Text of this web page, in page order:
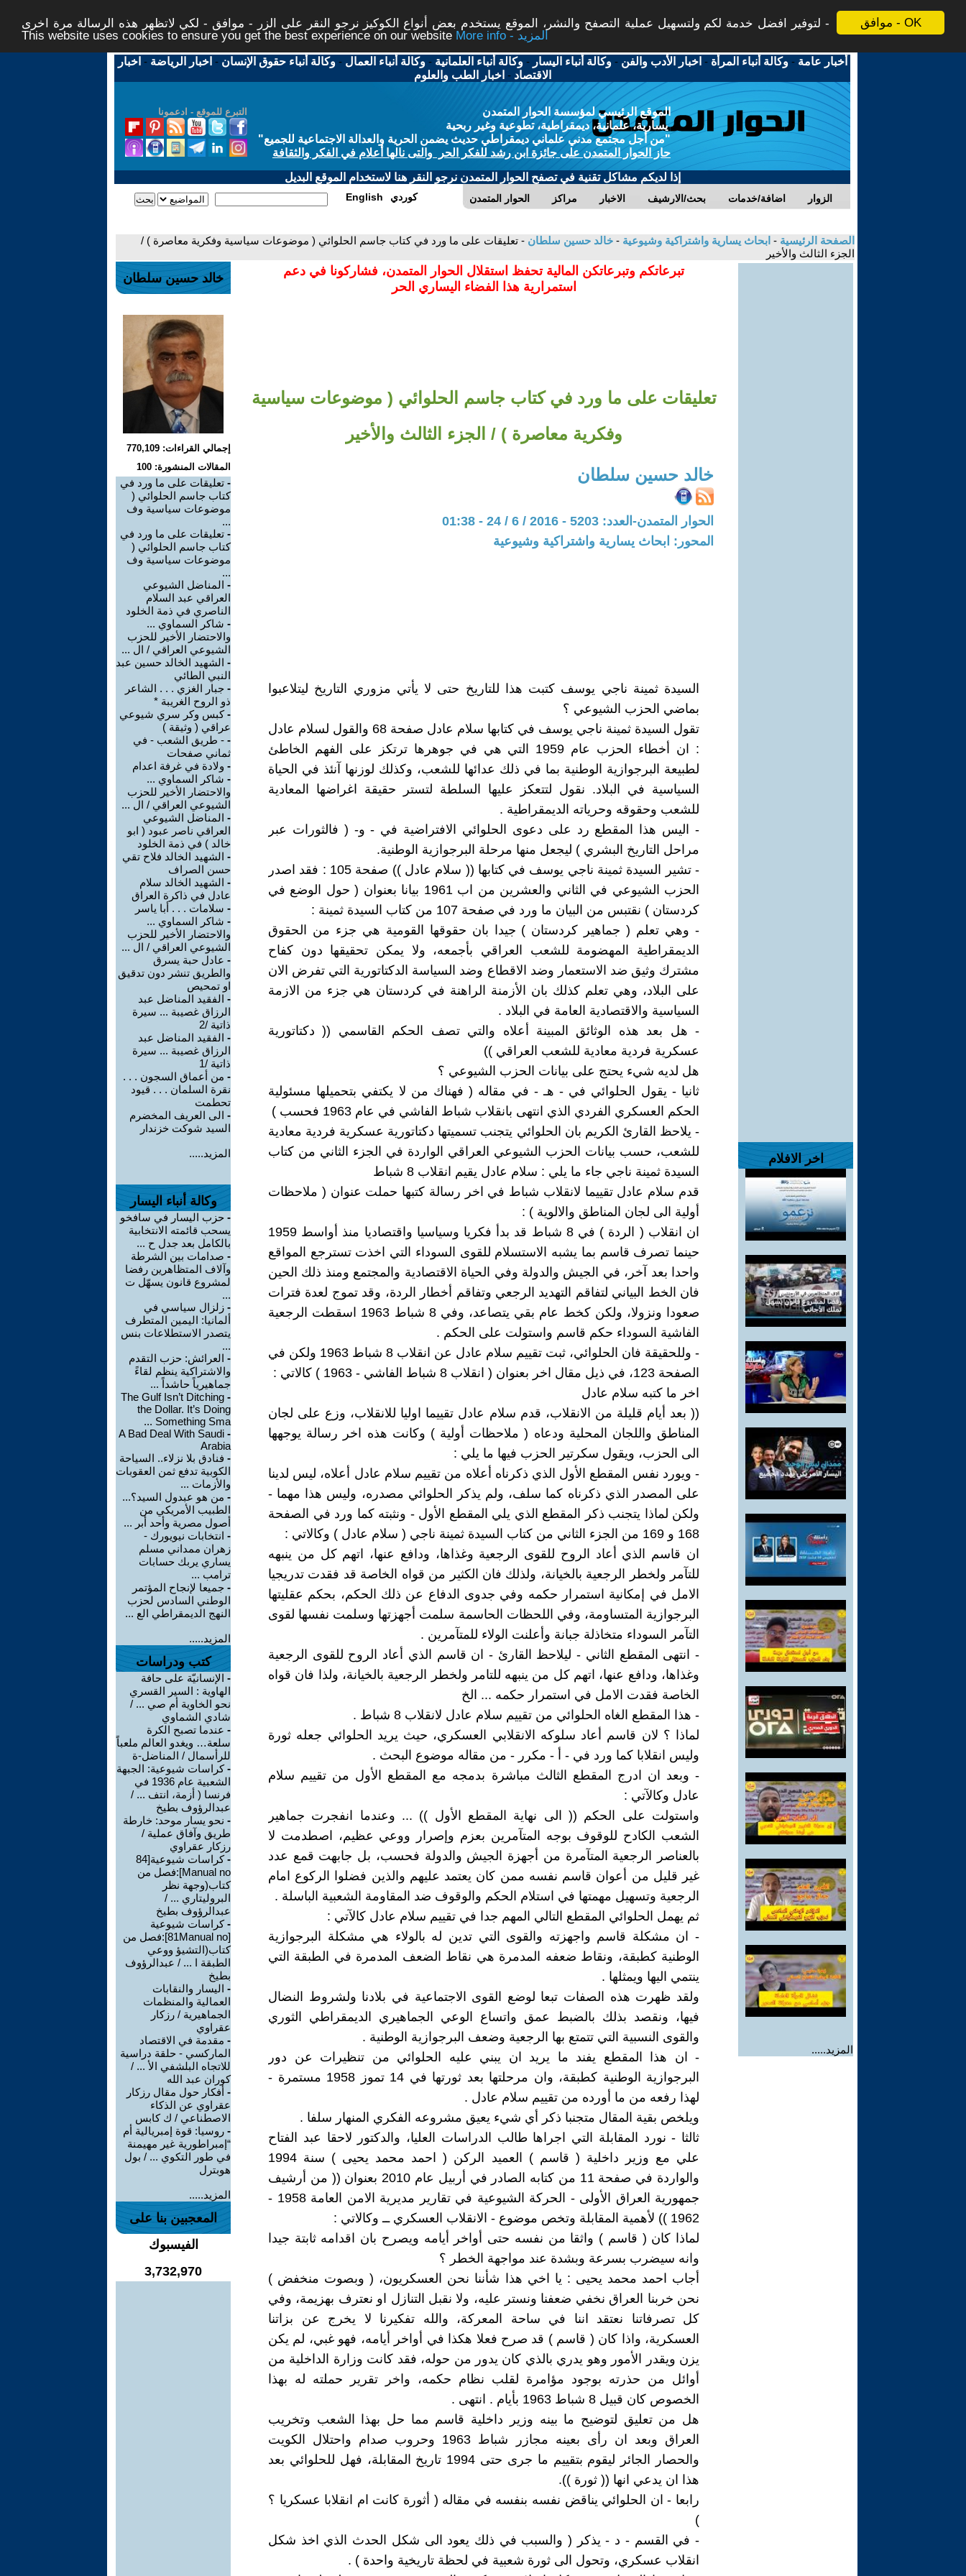
موافق - OK
لتوفير افضل خدمة لكم ولتسهيل عملية التصفح والنشر، الموقع يستخدم بعض أنواع الكوكيز نرجو النقر على الزر - موافق - لكي لاتظهر هذه الرسالة مرة اخرى -
This website uses cookies to ensure you get the best experience on our website
More info - المزيد
أخبار عامة -وكالة أنباء المرأة - اخبار الأدب والفن -وكالة أنباء اليسار -وكالة أنباء العلمانية -وكالة أنباء العمال -وكالة أنباء حقوق الإنسان - اخبار الرياضة - اخبار
الاقتصاد - اخبار الطب والعلوم
التبرع للموقع - ادعمونا
الموقع الرئيسي لمؤسسة الحوار المتمدن
يسارية، علمانية، ديمقراطية، تطوعية وغير ربحية
"من أجل مجتمع مدني علماني ديمقراطي حديث يضمن الحرية والعدالة الاجتماعية للجميع"
حاز الحوار المتمدن على جائزة ابن رشد للفكر الحر والتى نالها أعلام في الفكر والثقافة
إذا لديكم مشاكل تقنية في تصفح الحوار المتمدن نرجو النقر هنا لاستخدام الموقع البديل
الحوار المتمدن مراكز الاخبار بحث/الارشيف اضافة/خدمات الزوار English كوردي
الصفحة الرئيسية - ابحاث يسارية واشتراكية وشيوعية - خالد حسين سلطان - تعليقات على ما ورد في كتاب جاسم الحلوائي ( موضوعات سياسية وفكرية معاصرة ) /
الجزء الثالث والأخير
اخر الافلام
المزيد.....
تبرعاتكم وتبرعاتكن المالية تحفظ استقلال الحوار المتمدن، فشاركونا في دعم
استمرارية هذا الفضاء اليساري الحر
تعليقات على ما ورد في كتاب جاسم الحلوائي ( موضوعات سياسية
وفكرية معاصرة ) / الجزء الثالث والأخير
خالد حسين سلطان
الحوار المتمدن-العدد: 5203 - 2016 / 6 / 24 - 01:38
المحور: ابحاث يسارية واشتراكية وشيوعية
السيدة ثمينة ناجي يوسف كتبت هذا للتاريخ حتى لا يأتي مزوري التاريخ ليتلاعبوا
بماضي الحزب الشيوعي ؟
تقول السيدة ثمينة ناجي يوسف في كتابها سلام عادل صفحة 68 والقول لسلام عادل
: ان أخطاء الحزب عام 1959 التي هي في جوهرها ترتكز على الفهم الخاطئ
لطبيعة البرجوازية الوطنية بما في ذلك عدائها للشعب، وكذلك لوزنها آنئذ في الحياة
السياسية في البلاد. نقول لتتعكز عليها السلطة لتستر حقيقة اغراضها المعادية
للشعب وحقوقه وحرياته الديمقراطية .
- اليس هذا المقطع رد على دعوى الحلوائي الافتراضية في - و- ( فالثورات عبر
مراحل التاريخ البشري ) ليجعل منها مرحلة البرجوازية الوطنية.
- تشير السيدة ثمينة ناجي يوسف في كتابها (( سلام عادل )) صفحة 105 : فقد اصدر
الحزب الشيوعي في الثاني والعشرين من اب 1961 بيانا بعنوان ( حول الوضع في
كردستان ) نقتبس من البيان ما ورد في صفحة 107 من كتاب السيدة ثمينة :
- وهي تعلم ( جماهير كردستان ) جيدا بان حقوقها القومية هي جزء من الحقوق
الديمقراطية المهضومة للشعب العراقي بأجمعه، ولا يمكن تحقيقها دون كفاح
مشترك وثيق ضد الاستعمار وضد الاقطاع وضد السياسة الدكتاتورية التي تفرض الان
على البلاد، وهي تعلم كذلك بان الأزمنة الراهنة في كردستان هي جزء من الازمة
السياسية والاقتصادية العامة في البلاد .
- هل بعد هذه الوثائق المبينة أعلاه والتي تصف الحكم القاسمي (( دكتاتورية
عسكرية فردية معادية للشعب العراقي ))
هل لديه شيء يحتج على بيانات الحزب الشيوعي ؟
ثانيا - يقول الحلوائي في - هـ - في مقاله ( فهناك من لا يكتفي بتحميلها مسئولية
الحكم العسكري الفردي الذي انتهى بانقلاب شباط الفاشي في عام 1963 فحسب )
- يلاحظ القارئ الكريم بان الحلوائي يتجنب تسميتها دكتاتورية عسكرية فردية معادية
للشعب، حسب بيانات الحزب الشيوعي العراقي الواردة في الجزء الثاني من كتاب
السيدة ثمينة ناجي جاء ما يلي : سلام عادل يقيم انقلاب 8 شباط
قدم سلام عادل تقييما لانقلاب شباط في اخر رسالة كتبها حملت عنوان ( ملاحظات
أولية الى لجان المناطق والالوية ) :
ان انقلاب ( الردة ) في 8 شباط قد بدأ فكريا وسياسيا واقتصاديا منذ أواسط 1959
حينما تصرف قاسم بما يشبه الاستسلام للقوى السوداء التي اخذت تسترجع المواقع
واحدا بعد آخر، في الجيش والدولة وفي الحياة الاقتصادية والمجتمع ومنذ ذلك الحين
فان الخط البياني لتفاقم التهديد الرجعي وتفاقم أخطار الردة، وقد تموج لعدة فترات
صعودا ونزولا، ولكن كخط عام بقي يتصاعد، وفي 8 شباط 1963 اسقطت الرجعية
الفاشية السوداء حكم قاسم واستولت على الحكم .
- وللحقيقة فان الحلوائي، ثبت تقييم سلام عادل عن انقلاب 8 شباط 1963 ولكن في
الصفحة 123، في ذيل مقال اخر بعنوان ( انقلاب 8 شباط الفاشي - 1963 ) كالاتي :
اخر ما كتبه سلام عادل
(( بعد أيام قليلة من الانقلاب، قدم سلام عادل تقييما اوليا للانقلاب، وزع على لجان
المناطق واللجان المحلية ودعاه ( ملاحظات أولية ) وكانت هذه اخر رسالة يوجهها
الى الحزب، ويقول سكرتير الحزب فيها ما يلي :
- ويورد نفس المقطع الأول الذي ذكرناه أعلاه من تقييم سلام عادل أعلاه، ليس لدينا
على المصدر الذي ذكرناه كما سلف، ولم يذكر الحلوائي مصدره، وليس هذا مهما -
ولكن لماذا يتجنب ذكر المقطع الذي يلي المقطع الأول - ونثبته كما ورد في الصفحة
168 و 169 من الجزء الثاني من كتاب السيدة ثمينة ناجي ( سلام عادل ) وكالاتي :
ان قاسم الذي أعاد الروح للقوى الرجعية وغذاها، ودافع عنها، اتهم كل من ينبهه
للتآمر ولخطر الرجعية بالخيانة، ولذلك فان الكثير من قواه الخاصة قد فقدت تدريجيا
الامل في إمكانية استمرار حكمه وفي جدوى الدفاع عن ذلك الحكم، بحكم عقليتها
البرجوازية المتساومة، وفي اللحظات الحاسمة سلمت أجهزتها وسلمت نفسها لقوى
التآمر السوداء متخاذلة جبانة وأعلنت الولاء للمتآمرين .
- انتهى المقطع الثاني - ليلاحظ القارئ - ان قاسم الذي أعاد الروح للقوى الرجعية
وغذاها، ودافع عنها، اتهم كل من ينبهه للتامر ولخطر الرجعية بالخيانة، ولذا فان قواه
الخاصة فقدت الامل في استمرار حكمه ... الخ
- هذا المقطع الغاه الحلوائي من تقييم سلام عادل لانقلاب 8 شباط .
لماذا ؟ لان قاسم أعاد سلوكه الانقلابي العسكري، حيث يريد الحلوائي جعله ثورة
وليس انقلابا كما ورد في - أ - مكرر - من مقاله موضوع البحث .
- وبعد ان ادرج المقطع الثالث مباشرة بدمجه مع المقطع الأول من تقييم سلام
عادل وكالآتي :
واستولت على الحكم (( الى نهاية المقطع الأول )) ... وعندما انفجرت جماهير
الشعب الكادح للوقوف بوجه المتآمرين بعزم وإصرار ووعي عظيم، اصطدمت لا
بالعناصر الرجعية المتآمرة من أجهزة الجيش والدولة فحسب، بل جابهت قمع عدد
غير قليل من أعوان قاسم نفسه ممن كان يعتمد عليهم والذين فضلوا الركوع امام
الرجعية وتسهيل مهمتها في استلام الحكم والوقوف ضد المقاومة الشعبية الباسلة .
ثم يهمل الحلوائي المقطع التالي المهم جدا في تقييم سلام عادل كالآتي :
- ان مشكلة قاسم واجهزته والقوى التي تدين له بالولاء هي مشكلة البرجوازية
الوطنية كطبقة، ونقاط ضعفه المدمرة هي نقاط الضعف المدمرة في الطبقة التي
ينتمي اليها ويمثلها .
ولقد ظهرت هذه الصفات تبعا لوضع القوى الاجتماعية في بلادنا ولشروط النضال
فيها، ونقصد بذلك بالضبط عمق واتساع الوعي الجماهيري الديمقراطي الثوري
والقوى النسبية التي تتمتع بها الرجعية وضعف البرجوازية الوطنية .
- ان هذا المقطع يفند ما يريد ان يبني عليه الحلوائي من تنظيرات عن دور
البرجوازية الوطنية كطبقة، وان مرحلتها بعد ثورتها في 14 تموز 1958 مستمرة -
لهذا رفعه من ما أورده من تقييم سلام عادل .
ويلخص بقية المقال متجنبا ذكر أي شيء يعيق مشروعه الفكري المنهار سلفا .
ثالثا - نورد المقابلة التي اجراها طالب الدراسات العليا، والدكتور لاحقا عبد الفتاح
علي مع وزير داخلية ( قاسم ) العميد الركن ( احمد محمد يحيى ) سنة 1994
والواردة في صفحة 11 من كتابه الصادر في أربيل عام 2010 بعنوان (( من أرشيف
جمهورية العراق الأولى - الحركة الشيوعية في تقارير مديرية الامن العامة 1958 -
1962 )) لأهمية المقابلة وتخص موضوع - الانقلاب العسكري ــ وكالاتي :
لماذا كان ( قاسم ) واثقا من نفسه حتى أواخر أيامه ويصرح بان اقدامه ثابتة جيدا
وانه سيضرب بسرعة وبشدة عند مواجهة الخطر ؟
أجاب احمد محمد يحيى : يا اخي هذا شأننا نحن العسكريون، ( وبصوت منخفض )
نحن خربنا العراق نخفي ضعفنا ونستر عليه، ولا نقبل التنازل او نعترف بهزيمة، وفي
كل تصرفاتنا نعتقد اننا في ساحة المعركة، والله تفكيرنا لا يخرج عن بزاتنا
العسكرية، واذا كان ( قاسم ) قد صرح فعلا هكذا في أواخر أيامه، فهو غبي، لم يكن
يزن ويقدر الأمور وهو يدري بالذي كان يدور من حوله، فقد كانت وزارة الداخلية من
أوائل من حذرته بوجود مؤامرة لقلب نظام حكمه، واخر تقرير حملته له بهذا
الخصوص كان قبيل 8 شباط 1963 بأيام . انتهى .
هل من تعليق لتوضيح ما بينه وزير داخلية قاسم مما حل بهذا الشعب وتخريب
العراق وبعد ان رأى بعينه مجازر شباط 1963 وحروب صدام واحتلال الكويت
والحصار الجائر ليقوم بتقييم ما جرى حتى 1994 تاريخ المقابلة، فهل للحلوائي بعد
هذا ان يدعي انها (( ثورة )).
رابعا - ان الحلوائي يناقض نفسه بنفسه في مقاله ( أثورة كانت ام انقلابا عسكريا ؟
)
- في القسم - د - يذكر ( والسبب في ذلك يعود الى شكل الحدث الذي اخذ شكل
انقلاب عسكري، وتحول الى ثورة شعبية في لحظة تاريخية واحدة ) .
خالد حسين سلطان
إجمالي القراءات: 770,109
المقالات المنشورة: 100
- تعليقات على ما ورد في
كتاب جاسم الحلوائي (
موضوعات سياسية وف
...
- تعليقات على ما ورد في
كتاب جاسم الحلوائي (
موضوعات سياسية وف
...
- المناضل الشيوعي
العراقي عبد السلام
الناصري في ذمة الخلود
- شاكر السماوي ...
والاحتضار الأخير للحزب
الشيوعي العراقي / ال ...
- الشهيد الخالد حسين عبد
النبي الطائي
- جبار الغزي . . . الشاعر
ذو الروح الغريبة *
-كبس وكر سري شيوعي
عراقي ( وثيقة )
- - طريق الشعب - في
ثماني صفحات
- ولادة في غرفة اعدام
- شاكر السماوي ...
والاحتضار الأخير للحزب
الشيوعي العراقي / ال ...
- المناضل الشيوعي
العراقي ناصر عبود ( ابو
خالد ) في ذمة الخلود
- الشهيد الخالد فلاح تقي
حسن الصراف
- الشهيد الخالد سلام
عادل في ذاكرة العراق
- سلامات . . . أبا ياسر
- شاكر السماوي ...
والاحتضار الأخير للحزب
الشيوعي العراقي / ال ...
- عادل حبة يسرق
والطريق تنشر دون تدقيق
او تمحيص
- الفقيد المناضل عبد
الرزاق غصيبة ... سيرة
ذاتية /2
- الفقيد المناضل عبد
الرزاق غصيبة ... سيرة
ذاتية /1
- من أعماق السجون . . .
نقرة السلمان . . . قيود
تحطمت
- الى العريف المخضرم
السيد شوكت خزندار
المزيد.....
وكالة أنباء اليسار
- حزب اليسار في سافخو
يسحب قائمته الانتخابية
بالكامل بعد جدل ح ...
- صدامات بين الشرطة
وآلاف المتظاهرين رفضا
لمشروع قانون يسهّل ت
...
- زلزال سياسي في
ألمانيا: اليمين المتطرف
يتصدر الاستطلاعات بنس
...
- العرائش: حزب التقدم
والاشتراكية ينظم لقاءً
جماهيرياً حاشداً ...
-
The Gulf Isn’t Ditching
the Dollar. It’s Doing
Something Sma ...
-
A Bad Deal With Saudi
Arabia
- فنادق بلا نزلاء.. السياحة
الكوبية تدفع ثمن العقوبات
والأزمات ...
- من هو عبدول السيد؟...
الطبيب الأمريكي من
أصول مصرية وأحد أبر ...
- انتخابات نيويورك -
زهران ممداني مسلم
يساري يربك حسابات
ترامب ...
- جميعا لإنجاح المؤتمر
الوطني السادس لحزب
النهج الديمقراطي الع ...
المزيد.....
كتب ودراسات
- الإنسانيّة على حافة
الهاوية : السير القسري
نحو الخاوية أم صي ... /
شادي الشماوي
- عندما تصبح الكرة
سلعة… ويغدو العالم ملعباً
للرأسمال / المناضل-ة
-كراسات شيوعية: الجبهة
الشعبية عام 1936 في
فرنسا ( أزمة، انتف ... /
عبدالرؤوف بطيخ
- نحو يسار موحد: خارطة
طريق وآفاق عملية /
رزكار عقراوي
-
كراسات شيوعية[84
Manual no]:فصل من
كتاب(وجهة نظر
البروليتاري ... /
عبدالرؤوف بطيخ
-كراسات شيوعية
[81Manual no]:فصل من
كتاب(التشيؤ ووعي
الطبقة ا ... / عبدالرؤوف
بطيخ
- اليسار والنقابات
العمالية والمنظمات
الجماهيرية / رزكار
عقراوي
- مقدمة في الاقتصاد
الماركسي - حلقة دراسية
للاتجاه البلشفي الأ ... /
كوران عبد الله
- أفكار حول مقال رزكار
عقراوي عن الذكاء
الاصطناعي / ك كابس
- روسيا: قوة إمبريالية أم
“إمبراطورية غير مهيمنة
في طور التكوي ... / بول
هوبترل
المزيد.....
المعجبين بنا على
الفيسبوك
3,732,970